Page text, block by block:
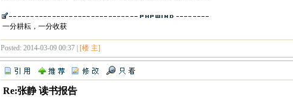
一分耕耘，一分收获
Posted: 2014-03-09 00:37 | [楼 主]
Re:张静 读书报告